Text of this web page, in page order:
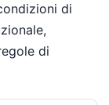
di
di